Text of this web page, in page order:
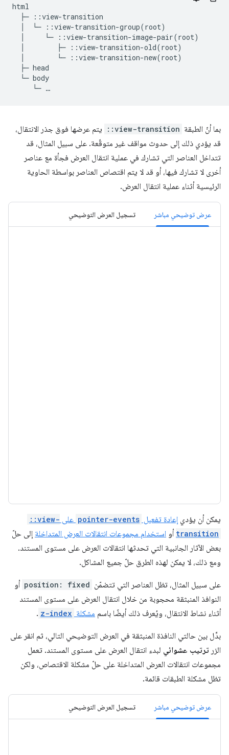
html
  ├─ ::view-transition
  │  └─ ::view-transition-group(root)
  │     └─ ::view-transition-image-pair(root)
  │        ├─ ::view-transition-old(root)
  │        └─ ::view-transition-new(root)
  ├─ head
  └─ body
بما أنّ الطبقة ::view-transition
يتم عرضها فوق جذر الانتقال،
قد يؤدي ذلك إلى حدوث مواقف غير متوقّعة. على سبيل المثال، قد
تتداخل العناصر التي تشارك في عملية انتقال العرض فجأة مع عناصر
أخرى لا تشارك فيها، أو قد لا يتم اقتصاص العناصر بواسطة الحاوية
الرئيسية أثناء عملية انتقال العرض.
عرض توضيحي مباشر تسجيل العرض التوضيحي
يمكن أن يؤدي إعادة تفعيل pointer-events على ::view-
transition أو استخدام مجموعات انتقالات العرض المتداخلة إلى حلّ
بعض الآثار الجانبية التي تحدثها انتقالات العرض على مستوى المستند.
ومع ذلك، لا يمكن لهذه الطرق حلّ جميع المشاكل.
على سبيل المثال، تظل العناصر التي تتضمّن position: fixed أو
النوافذ المنبثقة محجوبة من خلال انتقال العرض على مستوى المستند
أثناء نشاط الانتقال، ويُعرف ذلك أيضًا باسم مشكلة z-index
.
بدِّل بين حالتي النافذة المنبثقة في العرض التوضيحي التالي، ثم انقر على
الزر ترتيب عشوائي لبدء انتقال العرض على مستوى المستند. تعمل
مجموعات انتقالات العرض المتداخلة على حلّ مشكلة الاقتصاص، ولكن
تظل مشكلة الطبقات قائمة.
عرض توضيحي مباشر تسجيل العرض التوضيحي